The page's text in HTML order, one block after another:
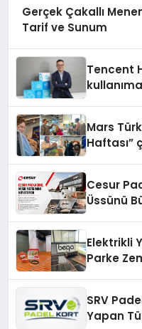
Gerçek Çakallı
Tarif ve Sunum
Tencent
Mars
Haftası”
Cesur
Üssünü
Elektrikli
Parke
SRV
Yapan